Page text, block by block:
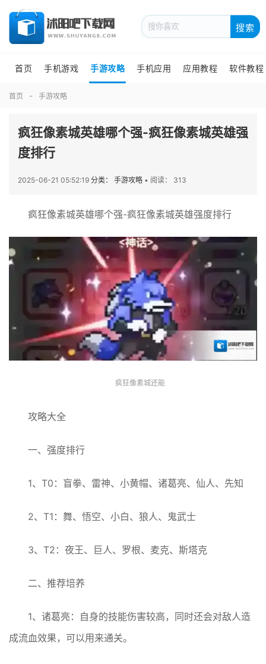
搜索
首页 手机游戏 手游攻略 手机应用 应用教程 软件教程
首页 手游攻略
疯狂像素城英雄哪个强-疯狂像素城英雄强
度排行
2025-06-21 05:52:19 分类： 手游攻略 • 阅读： 313
疯狂像素城英雄哪个强-疯狂像素城英雄强度排行
疯狂像素城还能
攻略大全
一、强度排行
1、T0：盲拳、雷神、小黄帽、诸葛亮、仙人、先知
2、T1：舞、悟空、小白、狼人、鬼武士
3、T2：夜王、巨人、罗根、麦克、斯塔克
二、推荐培养
1、诸葛亮：自身的技能伤害较高，同时还会对敌人造
成流血效果，可以用来通关。